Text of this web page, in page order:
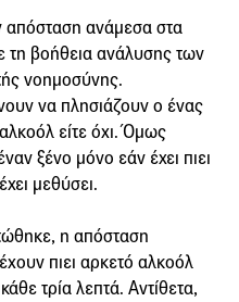
απόσταση ανάμεσα στα
τη βοήθεια ανάλυσης των
νοημοσύνης.
να πλησιάζουν ο ένας
είτε όχι. Όμως
ξένο μόνο εάν έχει πιει
μεθύσει.
η απόσταση
πιει αρκετό αλκοόλ
τρία λεπτά. Αντίθετα,